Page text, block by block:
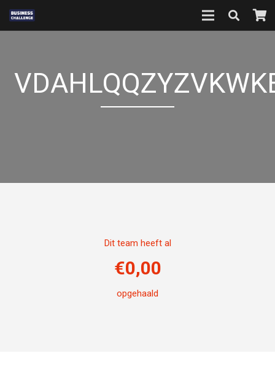
Dit team heeft al
€0,00
opgehaald